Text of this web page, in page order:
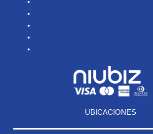
UBICACIONES